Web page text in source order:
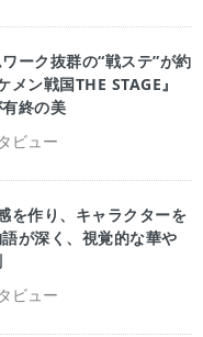
ビュー
ーク抜群の“戦ステ”が約
ン戦国THE STAGE』
終の美
ビュー
を作り、キャラクターを
が深く、視覚的な華や